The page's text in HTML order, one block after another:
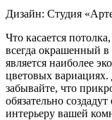
Дизайн: Студия
Что касается
всегда окрашенный
является наиболее
цветовых вариациях.
забывайте, что
обязательно
интерьеру вашей